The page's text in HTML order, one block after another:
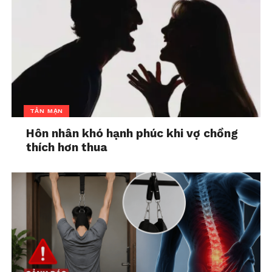
dụng “biện pháp mạnh” để đưa ông Xuân đến bệnh
viện chữa trị.
Bộ phim “Trong Nhà Ngoài Ngõ – Xóm Trọ Thanh
Xuân” phát sóng vào lúc 21h50 Thứ Sáu, Thứ Bảy,
Chủ nhật hàng tuần
trên kênh THVL1
Bộ phim ăn khách xứ
Trung - Quay Về Thanh
Xuân lên sóng THVL1
In "Đọc - Ăn - Chơi"
Nữ thần phản diện
Hoàng Mộng Oánh tái
xuất trong Tề Sửu Vô
Diệm 2
In "Đọc - Ăn - Chơi"
TẢN MẠN
Hôn nhân khó hạnh phúc khi vợ chồng
thích hơn thua